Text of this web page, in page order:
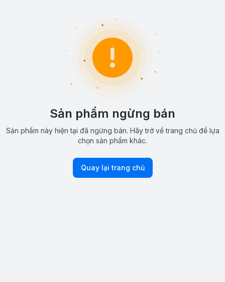
Sản phẩm ngừng bán
Sản phẩm này hiện tại đã ngừng bán. Hãy trở về trang chủ để lựa
chọn sản phẩm khác.
Quay lại trang chủ